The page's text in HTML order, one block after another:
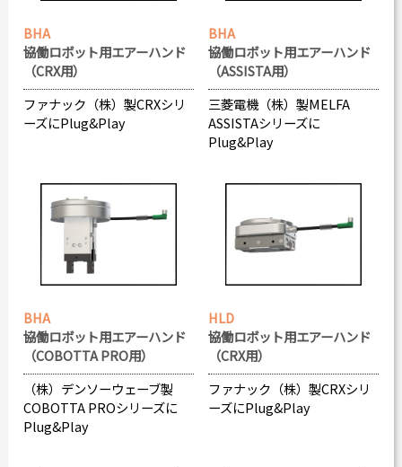
BHA
協働ロボット用エアーハンド
（CRX用）
ファナック（株）製CRXシリ
ーズにPlug&Play
BHA
協働ロボット用エアーハンド
（ASSISTA用）
三菱電機（株）製MELFA
ASSISTAシリーズに
Plug&Play
BHA
協働ロボット用エアーハンド
（COBOTTA PRO用）
（株）デンソーウェーブ製
COBOTTA PROシリーズに
Plug&Play
HLD
協働ロボット用エアーハンド
（CRX用）
ファナック（株）製CRXシリ
ーズにPlug&Play